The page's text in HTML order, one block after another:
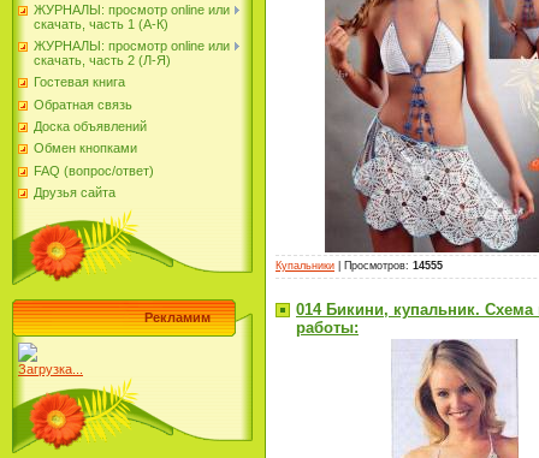
ЖУРНАЛЫ: просмотр online или
скачать, часть 1 (А-К)
ЖУРНАЛЫ: просмотр online или
скачать, часть 2 (Л-Я)
Гостевая книга
Обратная связь
Доска объявлений
Обмен кнопками
FAQ (вопрос/ответ)
Друзья сайта
Рекламим
Загрузка...
Купальники Просмотров: 14555
014 Бикини, купальник. Схема
работы: